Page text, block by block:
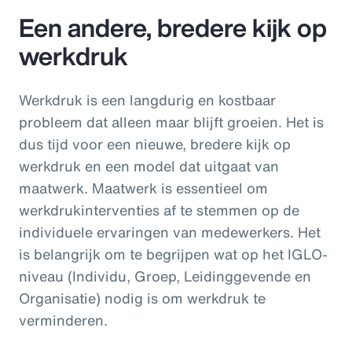
Een andere, bredere kijk op
werkdruk
Werkdruk is een langdurig en kostbaar
probleem dat alleen maar blijft groeien. Het is
dus tijd voor een nieuwe, bredere kijk op
werkdruk en een model dat uitgaat van
maatwerk. Maatwerk is essentieel om
werkdrukinterventies af te stemmen op de
individuele ervaringen van medewerkers. Het
is belangrijk om te begrijpen wat op het IGLO-
niveau (Individu, Groep, Leidinggevende en
Organisatie) nodig is om werkdruk te
verminderen.